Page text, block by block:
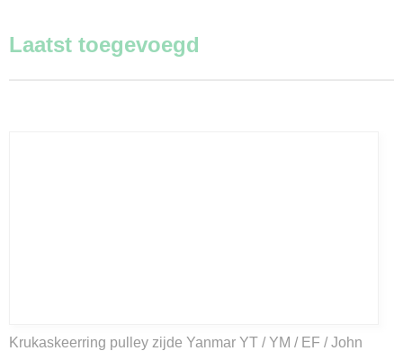
Laatst toegevoegd
Krukaskeerring pulley zijde Yanmar YT / YM / EF / John